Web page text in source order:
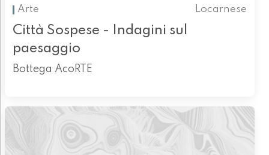
Arte
Locarnese
Città Sospese - Indagini sul
paesaggio
Bottega AcoRTE